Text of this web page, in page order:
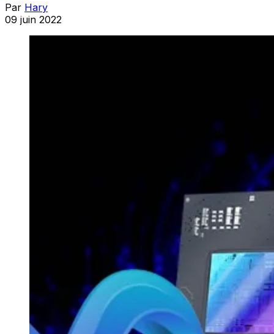
Par Hary
09 juin 2022